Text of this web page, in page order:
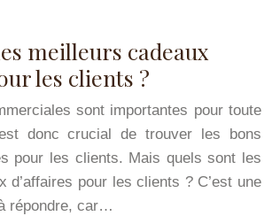
meilleurs cadeaux
les clients ?
sont importantes pour toute
donc crucial de trouver les bons
pour les clients. Mais quels sont les
d’affaires pour les clients ? C’est une
répondre, car…